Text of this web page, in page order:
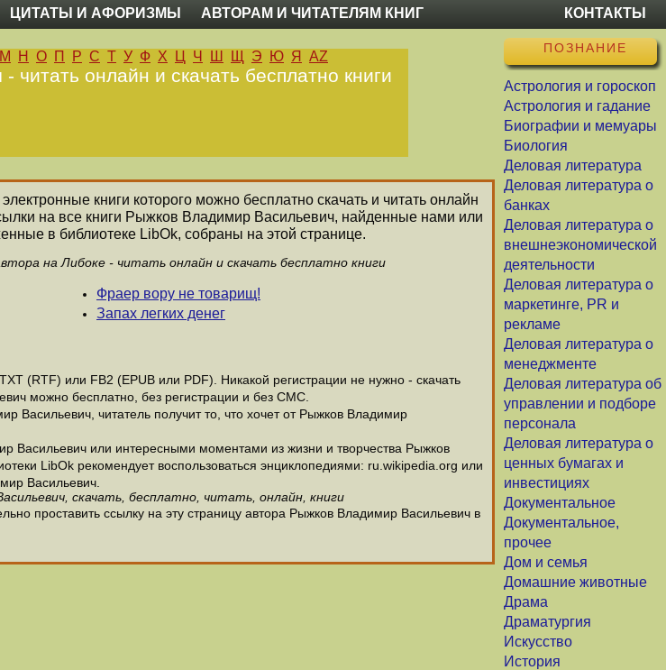
ЦИТАТЫ И АФОРИЗМЫ АВТОРАМ И ЧИТАТЕЛЯМ КНИГ КОНТАКТЫ
ПОЗНАНИЕ
Астрология и гороскоп
Астрология и гадание
Биографии и мемуары
Биология
Деловая литература
Деловая литература о
банках
Деловая литература о
внешнеэкономической
деятельности
Деловая литература о
маркетинге, PR и
рекламе
Деловая литература о
менеджменте
Деловая литература об
управлении и подборе
персонала
Деловая литература о
ценных бумагах и
инвестициях
Документальное
Документальное,
прочее
Дом и семья
Домашние животные
Драма
Драматургия
Искусство
История
М Н О П Р С Т У Ф Х Ц Ч Ш Щ Э Ю Я AZ
онлайн и скачать бесплатно книги
книги которого можно бесплатно скачать и читать онлайн
на все книги Рыжков Владимир Васильевич, найденные нами или
в библиотеке LibOk, собраны на этой странице.
на Либоке - читать онлайн и скачать бесплатно книги
Фраер вору не товарищ!
Запах легких денег
(RTF) или FB2 (EPUB или PDF). Никакой регистрации не нужно - скачать
можно бесплатно, без регистрации и без СМС.
Васильевич, читатель получит то, что хочет от Рыжков Владимир
Васильевич или интересными моментами из жизни и творчества Рыжков
LibOk рекомендует воспользоваться энциклопедиями: ru.wikipedia.org или
Васильевич.
скачать, бесплатно, читать, онлайн, книги
проставить ссылку на эту страницу автора Рыжков Владимир Васильевич в